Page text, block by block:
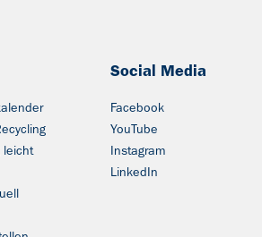
leicht
Social Media
Facebook
YouTube
Instagram
LinkedIn